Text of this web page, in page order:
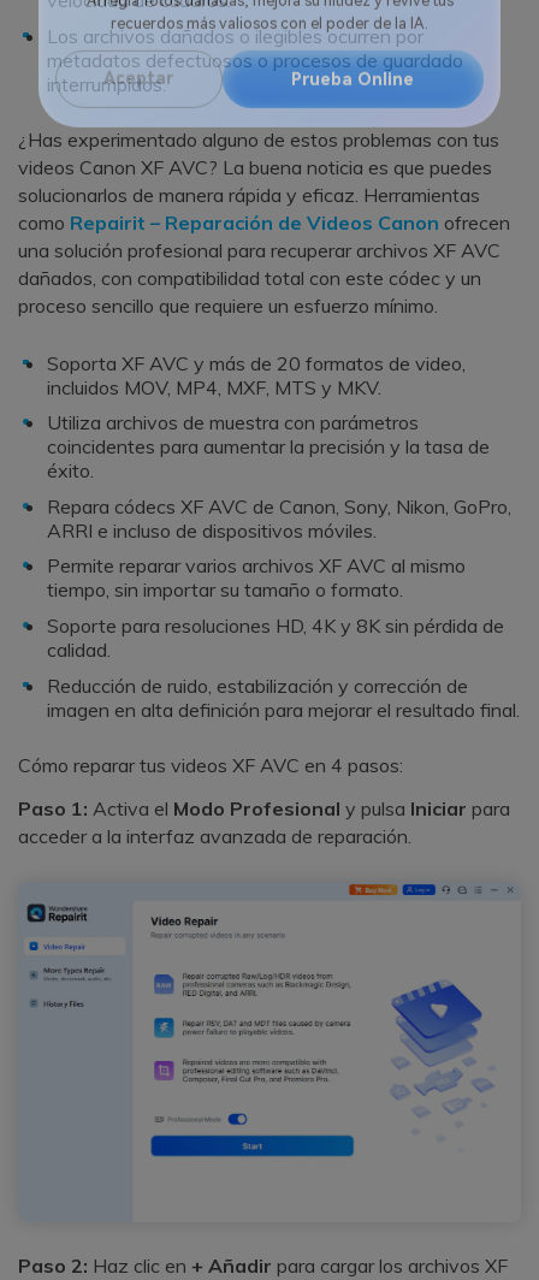
Arregla fotos dañadas, mejora su nitidez y revive tus
recuerdos más valiosos con el poder de la IA.
Aceptar Prueba Online
Los archivos dañados o ilegibles ocurren por
metadatos defectuosos o procesos de guardado
interrumpidos.
¿Has experimentado alguno de estos problemas con tus
videos Canon XF AVC? La buena noticia es que puedes
solucionarlos de manera rápida y eficaz. Herramientas
como Repairit – Reparación de Videos Canon ofrecen
una solución profesional para recuperar archivos XF AVC
dañados, con compatibilidad total con este códec y un
proceso sencillo que requiere un esfuerzo mínimo.
Soporta XF AVC y más de 20 formatos de video,
incluidos MOV, MP4, MXF, MTS y MKV.
Utiliza archivos de muestra con parámetros
coincidentes para aumentar la precisión y la tasa de
éxito.
Repara códecs XF AVC de Canon, Sony, Nikon, GoPro,
ARRI e incluso de dispositivos móviles.
Permite reparar varios archivos XF AVC al mismo
tiempo, sin importar su tamaño o formato.
Soporte para resoluciones HD, 4K y 8K sin pérdida de
calidad.
Reducción de ruido, estabilización y corrección de
imagen en alta definición para mejorar el resultado final.
Cómo reparar tus videos XF AVC en 4 pasos:
Paso 1: Activa el Modo Profesional y pulsa Iniciar para
acceder a la interfaz avanzada de reparación.
Paso 2: Haz clic en + Añadir para cargar los archivos XF